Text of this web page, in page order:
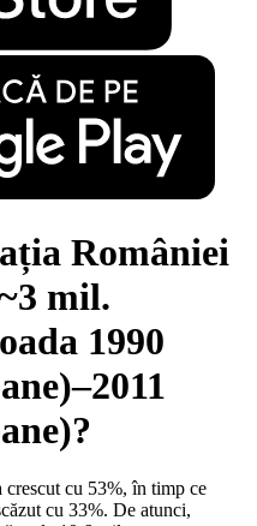
României
mil.
1990
crescut cu 53%, în timp ce
cu 33%. De atunci,